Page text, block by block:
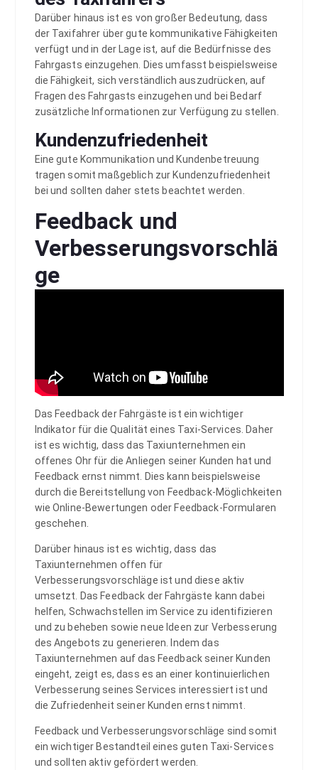
Darüber hinaus ist es von großer Bedeutung, dass
der Taxifahrer über gute kommunikative Fähigkeiten
verfügt und in der Lage ist, auf die Bedürfnisse des
Fahrgasts einzugehen. Dies umfasst beispielsweise
die Fähigkeit, sich verständlich auszudrücken, auf
Fragen des Fahrgasts einzugehen und bei Bedarf
zusätzliche Informationen zur Verfügung zu stellen.
Kundenzufriedenheit
Eine gute Kommunikation und Kundenbetreuung
tragen somit maßgeblich zur Kundenzufriedenheit
bei und sollten daher stets beachtet werden.
Feedback und
Verbesserungsvorschlä
ge
Das Feedback der Fahrgäste ist ein wichtiger
Indikator für die Qualität eines Taxi-Services. Daher
ist es wichtig, dass das Taxiunternehmen ein
offenes Ohr für die Anliegen seiner Kunden hat und
Feedback ernst nimmt. Dies kann beispielsweise
durch die Bereitstellung von Feedback-Möglichkeiten
wie Online-Bewertungen oder Feedback-Formularen
geschehen.
Darüber hinaus ist es wichtig, dass das
Taxiunternehmen offen für
Verbesserungsvorschläge ist und diese aktiv
umsetzt. Das Feedback der Fahrgäste kann dabei
helfen, Schwachstellen im Service zu identifizieren
und zu beheben sowie neue Ideen zur Verbesserung
des Angebots zu generieren. Indem das
Taxiunternehmen auf das Feedback seiner Kunden
eingeht, zeigt es, dass es an einer kontinuierlichen
Verbesserung seines Services interessiert ist und
die Zufriedenheit seiner Kunden ernst nimmt.
Feedback und Verbesserungsvorschläge sind somit
ein wichtiger Bestandteil eines guten Taxi-Services
und sollten aktiv gefördert werden.